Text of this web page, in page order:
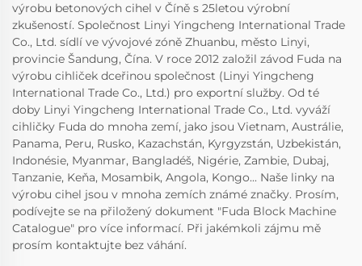
výrobu betonových cihel v Číně s 25letou výrobní
zkušeností. Společnost Linyi Yingcheng International Trade
Co., Ltd. sídlí ve vývojové zóně Zhuanbu, město Linyi,
provincie Šandung, Čína. V roce 2012 založil závod Fuda na
výrobu cihliček dceřinou společnost (Linyi Yingcheng
International Trade Co., Ltd.) pro exportní služby. Od té
doby Linyi Yingcheng International Trade Co., Ltd. vyváží
cihličky Fuda do mnoha zemí, jako jsou Vietnam, Austrálie,
Panama, Peru, Rusko, Kazachstán, Kyrgyzstán, Uzbekistán,
Indonésie, Myanmar, Bangladéš, Nigérie, Zambie, Dubaj,
Tanzanie, Keňa, Mosambik, Angola, Kongo... Naše linky na
výrobu cihel jsou v mnoha zemích známé značky. Prosím,
podívejte se na přiložený dokument "Fuda Block Machine
Catalogue" pro více informací. Při jakémkoli zájmu mě
prosím kontaktujte bez váhání.